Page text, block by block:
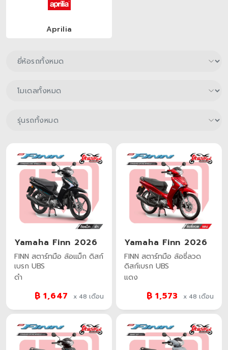
Aprilia
Yamaha Finn 2026
FINN สตาร์ทมือ ล้อแม็ก ดิสก์
เบรก UBS
ดำ
฿ 1,647 x 48 เดือน
Yamaha Finn 2026
FINN สตาร์ทมือ ล้อซี่ลวด
ดิสก์เบรก UBS
แดง
฿ 1,573 x 48 เดือน